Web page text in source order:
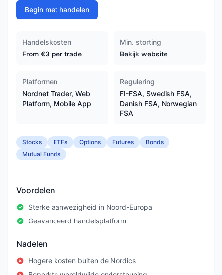
Begin met handelen
Handelskosten
From €3 per trade
Min. storting
Bekijk website
Platformen
Nordnet Trader, Web
Platform, Mobile App
Regulering
FI-FSA, Swedish FSA,
Danish FSA, Norwegian
FSA
Stocks ETFs Options Futures
Bonds
Mutual Funds
Voordelen
Sterke aanwezigheid in Noord-Europa
Geavanceerd handelsplatform
Nadelen
Hogere kosten buiten de Nordics